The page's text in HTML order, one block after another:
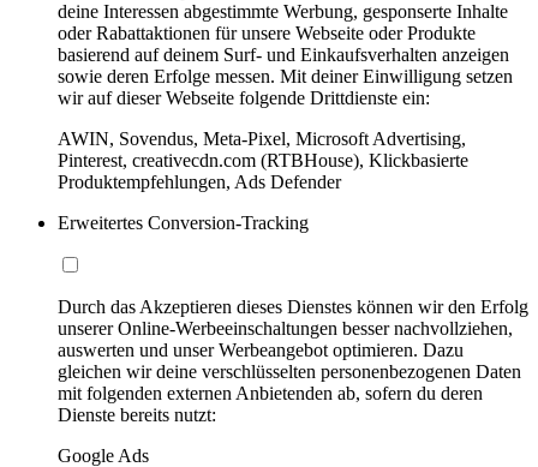
deine Interessen abgestimmte Werbung, gesponserte Inhalte
oder Rabattaktionen für unsere Webseite oder Produkte
basierend auf deinem Surf- und Einkaufsverhalten anzeigen
sowie deren Erfolge messen. Mit deiner Einwilligung setzen
wir auf dieser Webseite folgende Drittdienste ein:
AWIN, Sovendus, Meta-Pixel, Microsoft Advertising,
Pinterest, creativecdn.com (RTBHouse), Klickbasierte
Produktempfehlungen, Ads Defender
Erweitertes Conversion-Tracking
Durch das Akzeptieren dieses Dienstes können wir den Erfolg
unserer Online-Werbeeinschaltungen besser nachvollziehen,
auswerten und unser Werbeangebot optimieren. Dazu
gleichen wir deine verschlüsselten personenbezogenen Daten
mit folgenden externen Anbietenden ab, sofern du deren
Dienste bereits nutzt:
Google Ads